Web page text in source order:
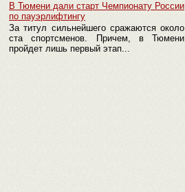
В Тюмени дали старт Чемпионату России
по пауэрлифтингу
За титул сильнейшего сражаются около
ста спортсменов. Причем, в Тюмени
пройдет лишь первый этап...